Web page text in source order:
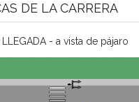
DE LA CARRERA
- a vista de pájaro